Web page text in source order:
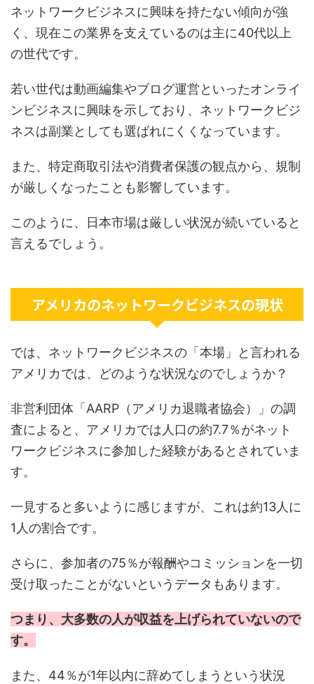
ネットワークビジネスに興味を持たない傾向が強
く、現在この業界を支えているのは主に40代以上
の世代です。
若い世代は動画編集やブログ運営といったオンライ
ンビジネスに興味を示しており、ネットワークビジ
ネスは副業としても選ばれにくくなっています。
また、特定商取引法や消費者保護の観点から、規制
が厳しくなったことも影響しています。
このように、日本市場は厳しい状況が続いていると
言えるでしょう。
アメリカのネットワークビジネスの現状
では、ネットワークビジネスの「本場」と言われる
アメリカでは、どのような状況なのでしょうか？
非営利団体「AARP（アメリカ退職者協会）」の調
査によると、アメリカでは人口の約7.7％がネット
ワークビジネスに参加した経験があるとされていま
す。
一見すると多いように感じますが、これは約13人に
1人の割合です。
さらに、参加者の75％が報酬やコミッションを一切
受け取ったことがないというデータもあります。
つまり、大多数の人が収益を上げられていないので
す。
また、44％が1年以内に辞めてしまうという状況